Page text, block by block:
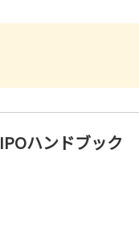
IPOハンドブック